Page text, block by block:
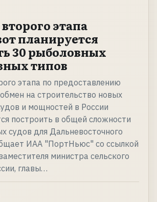
этапа
планируется
30 рыболовных
типов
этапа по предоставлению
на строительство новых
и мощностей в России
построить в общей сложности
судов для Дальневосточного
ИАА "ПортНьюс" со ссылкой
министра сельского
главы…